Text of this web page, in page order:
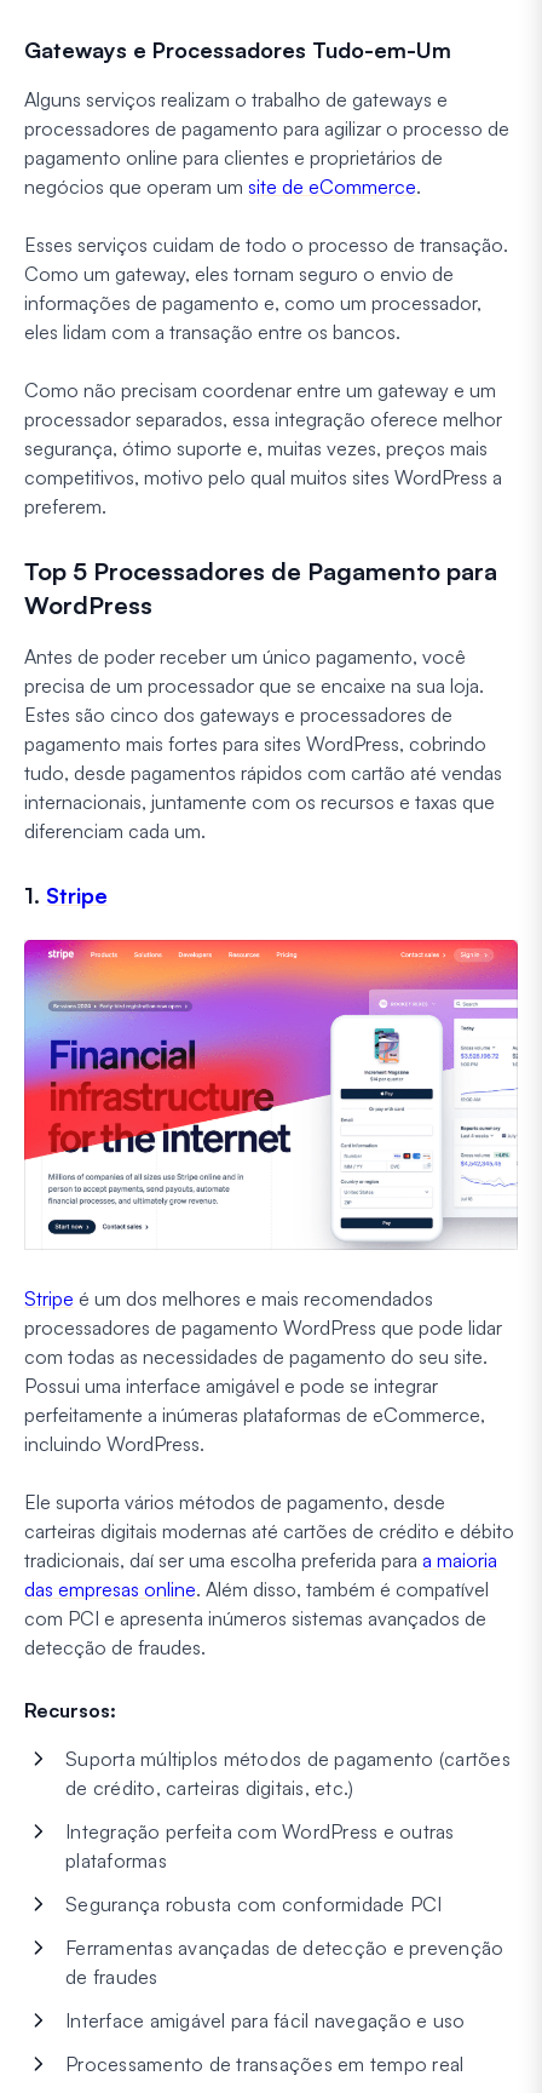
Gateways e Processadores Tudo-em-Um
Alguns serviços realizam o trabalho de gateways e
processadores de pagamento para agilizar o processo de
pagamento online para clientes e proprietários de
negócios que operam um site de eCommerce.
Esses serviços cuidam de todo o processo de transação.
Como um gateway, eles tornam seguro o envio de
informações de pagamento e, como um processador,
eles lidam com a transação entre os bancos.
Como não precisam coordenar entre um gateway e um
processador separados, essa integração oferece melhor
segurança, ótimo suporte e, muitas vezes, preços mais
competitivos, motivo pelo qual muitos sites WordPress a
preferem.
Top 5 Processadores de Pagamento para
WordPress
Antes de poder receber um único pagamento, você
precisa de um processador que se encaixe na sua loja.
Estes são cinco dos gateways e processadores de
pagamento mais fortes para sites WordPress, cobrindo
tudo, desde pagamentos rápidos com cartão até vendas
internacionais, juntamente com os recursos e taxas que
diferenciam cada um.
1. Stripe
Stripe é um dos melhores e mais recomendados
processadores de pagamento WordPress que pode lidar
com todas as necessidades de pagamento do seu site.
Possui uma interface amigável e pode se integrar
perfeitamente a inúmeras plataformas de eCommerce,
incluindo WordPress.
Ele suporta vários métodos de pagamento, desde
carteiras digitais modernas até cartões de crédito e débito
tradicionais, daí ser uma escolha preferida para a maioria
das empresas online. Além disso, também é compatível
com PCI e apresenta inúmeros sistemas avançados de
detecção de fraudes.
Recursos:
Suporta múltiplos métodos de pagamento (cartões
de crédito, carteiras digitais, etc.)
Integração perfeita com WordPress e outras
plataformas
Segurança robusta com conformidade PCI
Ferramentas avançadas de detecção e prevenção
de fraudes
Interface amigável para fácil navegação e uso
Processamento de transações em tempo real